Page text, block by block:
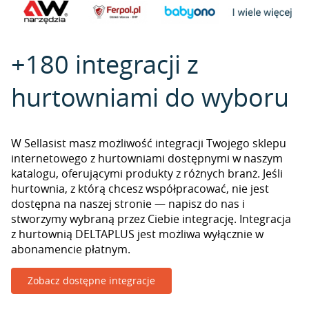
+180 integracji z
hurtowniami do wyboru
W Sellasist masz możliwość integracji Twojego sklepu
internetowego z hurtowniami dostępnymi w naszym
katalogu, oferującymi produkty z różnych branż. Jeśli
hurtownia, z którą chcesz współpracować, nie jest
dostępna na naszej stronie — napisz do nas i
stworzymy wybraną przez Ciebie integrację. Integracja
z hurtownią DELTAPLUS jest możliwa wyłącznie w
abonamencie płatnym.
Zobacz dostępne integracje